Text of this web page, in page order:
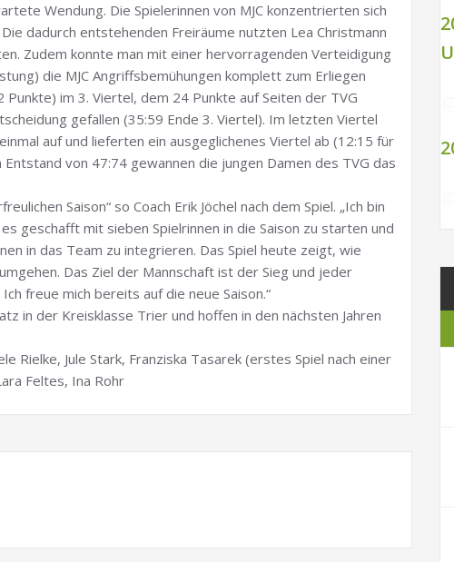
Wendung. Die Spielerinnen von MJC konzentrierten sich
dadurch entstehenden Freiräume nutzten Lea Christmann
Zudem konnte man mit einer hervorragenden Verteidigung
die MJC Angriffsbemühungen komplett zum Erliegen
Punkte) im 3. Viertel, dem 24 Punkte auf Seiten der TVG
gefallen (35:59 Ende 3. Viertel). Im letzten Viertel
auf und lieferten ein ausgeglichenes Viertel ab (12:15 für
von 47:74 gewannen die jungen Damen des TVG das
Saison“ so Coach Erik Jöchel nach dem Spiel. „Ich bin
geschafft mit sieben Spielrinnen in die Saison zu starten und
in das Team zu integrieren. Das Spiel heute zeigt, wie
Das Ziel der Mannschaft ist der Sieg und jeder
freue mich bereits auf die neue Saison.“
in der Kreisklasse Trier und hoffen in den nächsten Jahren
Rielke, Jule Stark, Franziska Tasarek (erstes Spiel nach einer
Feltes, Ina Rohr